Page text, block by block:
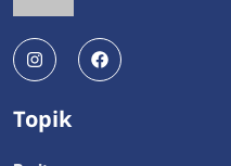
Topik